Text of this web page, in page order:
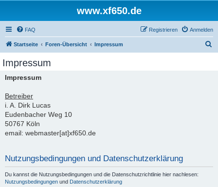
www.xf650.de
FAQ Anmelden
Registrieren
Startseite Foren-Übersicht Impressum
Impressum
Impressum
Betreiber
i. A. Dirk Lucas
Eudenbacher Weg 10
50767 Köln
email: webmaster[at]xf650.de
Nutzungsbedingungen und Datenschutzerklärung
Du kannst die Nutzungsbedingungen und die Datenschutzrichtlinie hier nachlesen:
Nutzungsbedingungen und Datenschutzerklärung